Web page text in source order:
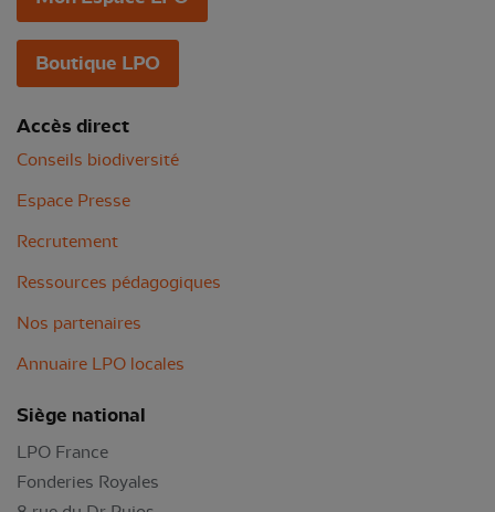
Boutique LPO
Accès direct
Conseils biodiversité
Espace Presse
Recrutement
Ressources pédagogiques
Nos partenaires
Annuaire LPO locales
Siège national
LPO France
Fonderies Royales